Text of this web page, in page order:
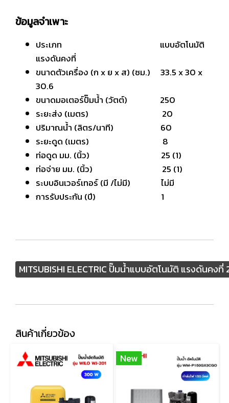
ข้อมูลจำเพาะ
ประเภท แบบอัตโนมัติ
แรงดันคงที่
ขนาดตัวเครื่อง (ก x ย x ส) (ซม.) 33.5 x 30 x
30.6
ขนาดมอเตอร์ปั๊มน้ำ (วัตต์) 250
ระยะส่ง (เมตร) 20
ปริมาณน้ำ (ลิตร/นาที) 60
ระยะดูด (เมตร) 8
ท่อดูด มม. (นิ้ว) 25 (1)
ท่อจ่าย มม. (นิ้ว) 25 (1)
ระบบอินเวอร์เทอร์ (มี /ไม่มี) ไม่มี
การรับประกัน (ปี) 1
MITSUBISHI ELECTRIC ปั๊มน้ำแบบอัตโนมัติ แรงดันคง
สินค้าเกี่ยวข้อง
New